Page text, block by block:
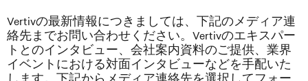
Vertivの最新情報につきましては、下記のメディア連
絡先までお問い合わせください。Vertivのエキスパー
トとのインタビュー、会社案内資料のご提供、業界
イベントにおける対面インタビューなどを手配いた
します。下記からメディア連絡先を選択してフォー